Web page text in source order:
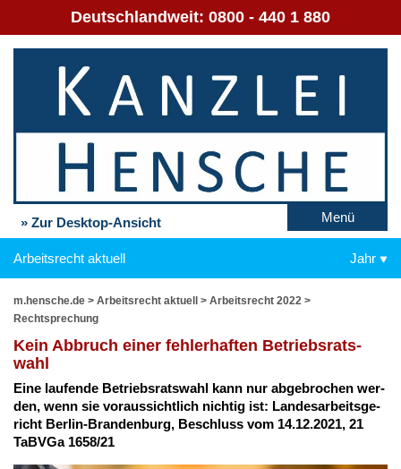
Deutschlandweit: 0800 - 440 1 880
» Zur Desktop-Ansicht Menü
Arbeitsrecht aktuell Jahr
m.hensche.de > Arbeitsrecht aktuell > Arbeitsrecht 2022 >
Rechtsprechung
Kein Ab­bruch ei­ner feh­ler­haf­ten Be­triebs­rats­
wahl
Ei­ne lau­fen­de Be­triebs­rats­wahl kann nur ab­ge­bro­chen wer­
den, wenn sie vor­aus­sicht­lich nich­tig ist: Lan­des­ar­beits­ge­
richt Ber­lin-Bran­den­burg, Be­schluss vom 14.12.2021, 21
TaBV­Ga 1658/21